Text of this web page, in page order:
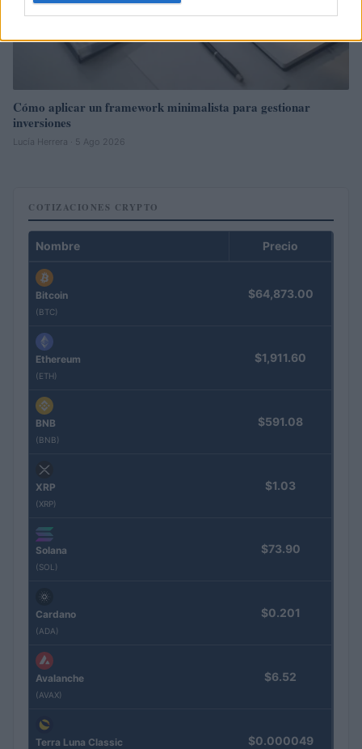
Cómo aplicar un framework minimalista para gestionar
inversiones
Lucía Herrera · 5 Ago 2026
COTIZACIONES CRYPTO
Nombre Precio
Bitcoin
(BTC)
$64,873.00
Ethereum
(ETH)
$1,911.60
BNB
(BNB)
$591.08
XRP
(XRP)
$1.03
Solana
(SOL)
$73.90
Cardano
(ADA)
$0.201
Avalanche
(AVAX)
$6.52
Terra Luna Classic $0.000049